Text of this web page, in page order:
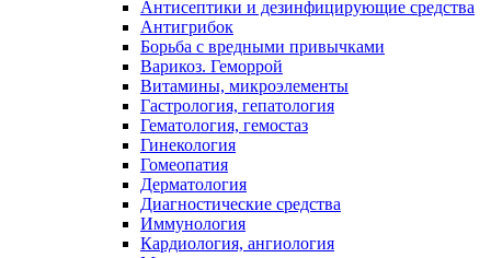
Антисептики и дезинфицирующие средства
Антигрибок
Борьба с вредными привычками
Варикоз. Геморрой
Витамины, микроэлементы
Гастрология, гепатология
Гематология, гемостаз
Гинекология
Гомеопатия
Дерматология
Диагностические средства
Иммунология
Кардиология, ангиология